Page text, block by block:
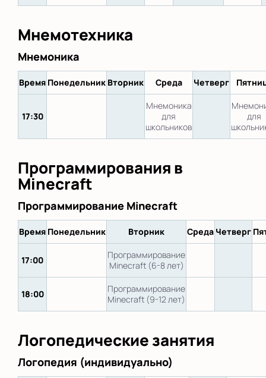
Мнемотехника
Мнемоника
Время Понедельник Вторник Среда Четверг
17:30
Мнемоника
для
школьников
для
Программирования в
Minecraft
Программирование Minecraft
Время Понедельник Вторник Среда Четверг
17:00
Программирование
Minecraft (6-8 лет)
18:00
Программирование
Minecraft (9-12 лет)
Логопедические занятия
Логопедия (индивидуально)